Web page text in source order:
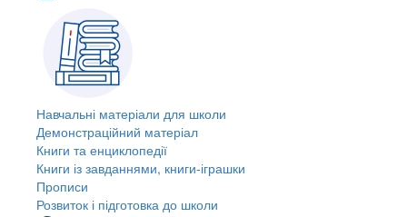
Навчальні матеріали для школи
Демонстраційний матеріал
Книги та енциклопедії
Книги із завданнями, книги-іграшки
Прописи
Розвиток і підготовка до школи